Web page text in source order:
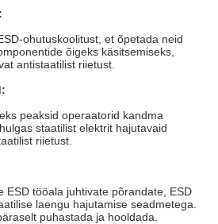
ohutuskoolitust, et õpetada neid
õigeks käsitsemiseks,
antistaatilist riietust.
peaksid operaatorid kandma
staatilist elektrit hajutavaid
riietust.
ESD tööala juhtivate põrandate, ESD
laengu hajutamise seadmetega.
puhastada ja hooldada.